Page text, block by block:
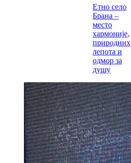
Етно село
Брана –
место
хармоније,
природних
лепота и
одмор за
душу